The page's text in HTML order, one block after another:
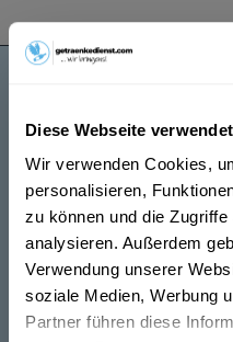
Diese Webseite
Wir verwenden Cookies,
personalisieren,
zu können und die
analysieren. Außerdem
Verwendung unserer
soziale Medien, Werbung
Partner führen diese
Lass dir die
Hause oder ins